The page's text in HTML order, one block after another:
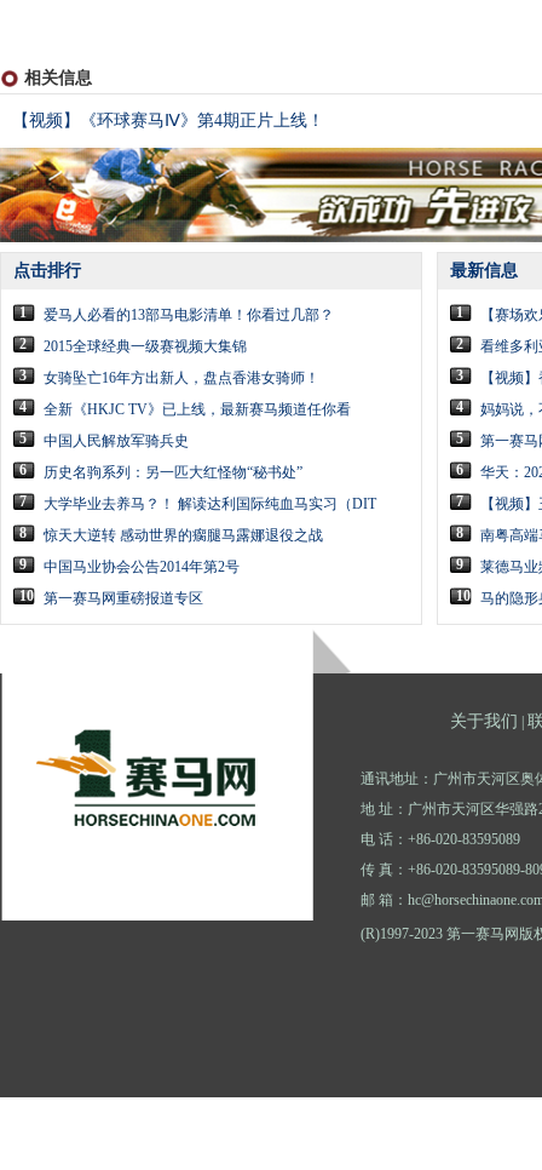
相关信息
【视频】《环球赛马Ⅳ》第4期正片上线！
点击排行
1
爱马人必看的13部马电影清单！你看过几部？
2
2015全球经典一级赛视频大集锦
3
女骑坠亡16年方出新人，盘点香港女骑师！
4
全新《HKJC TV》已上线，最新赛马频道任你看
5
中国人民解放军骑兵史
6
历史名驹系列：另一匹大红怪物“秘书处”
7
大学毕业去养马？！ 解读达利国际纯血马实习（DIT
8
惊天大逆转 感动世界的瘸腿马露娜退役之战
9
中国马业协会公告2014年第2号
10 第一赛马网重磅报道专区
最新信息
1
【赛场
2
看维多利
3
【视频
4
妈妈说，
5
第一赛马
6
华天：
7
【视频
8
南粤高端
9
莱德马业
10 马的隐形
关于我们
通讯地址：广州市天河区奥
地 址：广州市天河区华强路
电 话：+86-020-83595089
传 真：+86-020-83595089-
邮 箱：
(R)1997-2023 第一赛马网版